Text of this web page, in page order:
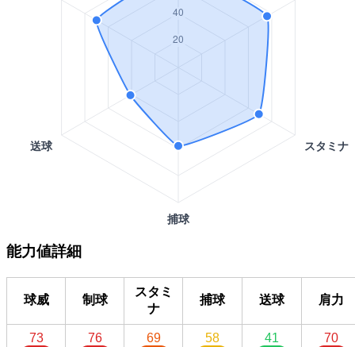
能力値詳細
球威 制球
スタミ
ナ
捕球 送球 肩力
73 76 69 58 41 70